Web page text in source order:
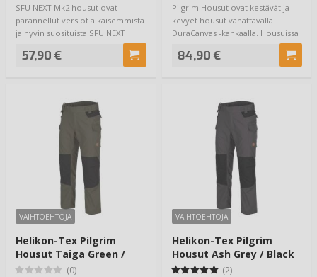
SFU NEXT Mk2 housut ovat
parannellut versiot aikaisemmista
ja hyvin suosituista SFU NEXT
57,90 €
Pilgrim Housut ovat kestävät ja
kevyet housut vahattavalla
DuraCanvas -kankaalla. Housuissa
84,90 €
VAIHTOEHTOJA
Helikon-Tex Pilgrim
Housut Taiga Green /
Black
(0)
VAIHTOEHTOJA
Helikon-Tex Pilgrim
Housut Ash Grey / Black
(2)